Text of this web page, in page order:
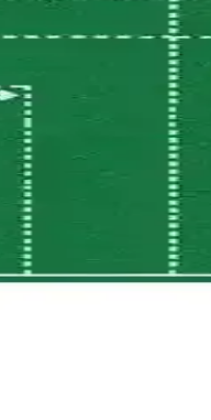
kullanım ve çok yönlü
ve Kullanım Alanları
doğru seçimi
Kolay asım ve çok yönlü